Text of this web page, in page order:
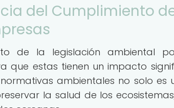
del Cumplimiento
de la legislación ambiental
que estas tienen un impacto
ambientales no solo es
la salud de los